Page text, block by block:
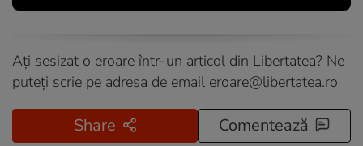
Ați sesizat o eroare într-un articol din Libertatea? Ne
puteți scrie pe adresa de email eroare@libertatea.ro
Share Comentează